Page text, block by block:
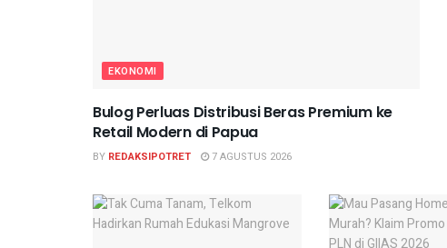
EKONOMI
Bulog Perluas Distribusi Beras Premium ke
Retail Modern di Papua
BY REDAKSIPOTRET 7 AGUSTUS 2026